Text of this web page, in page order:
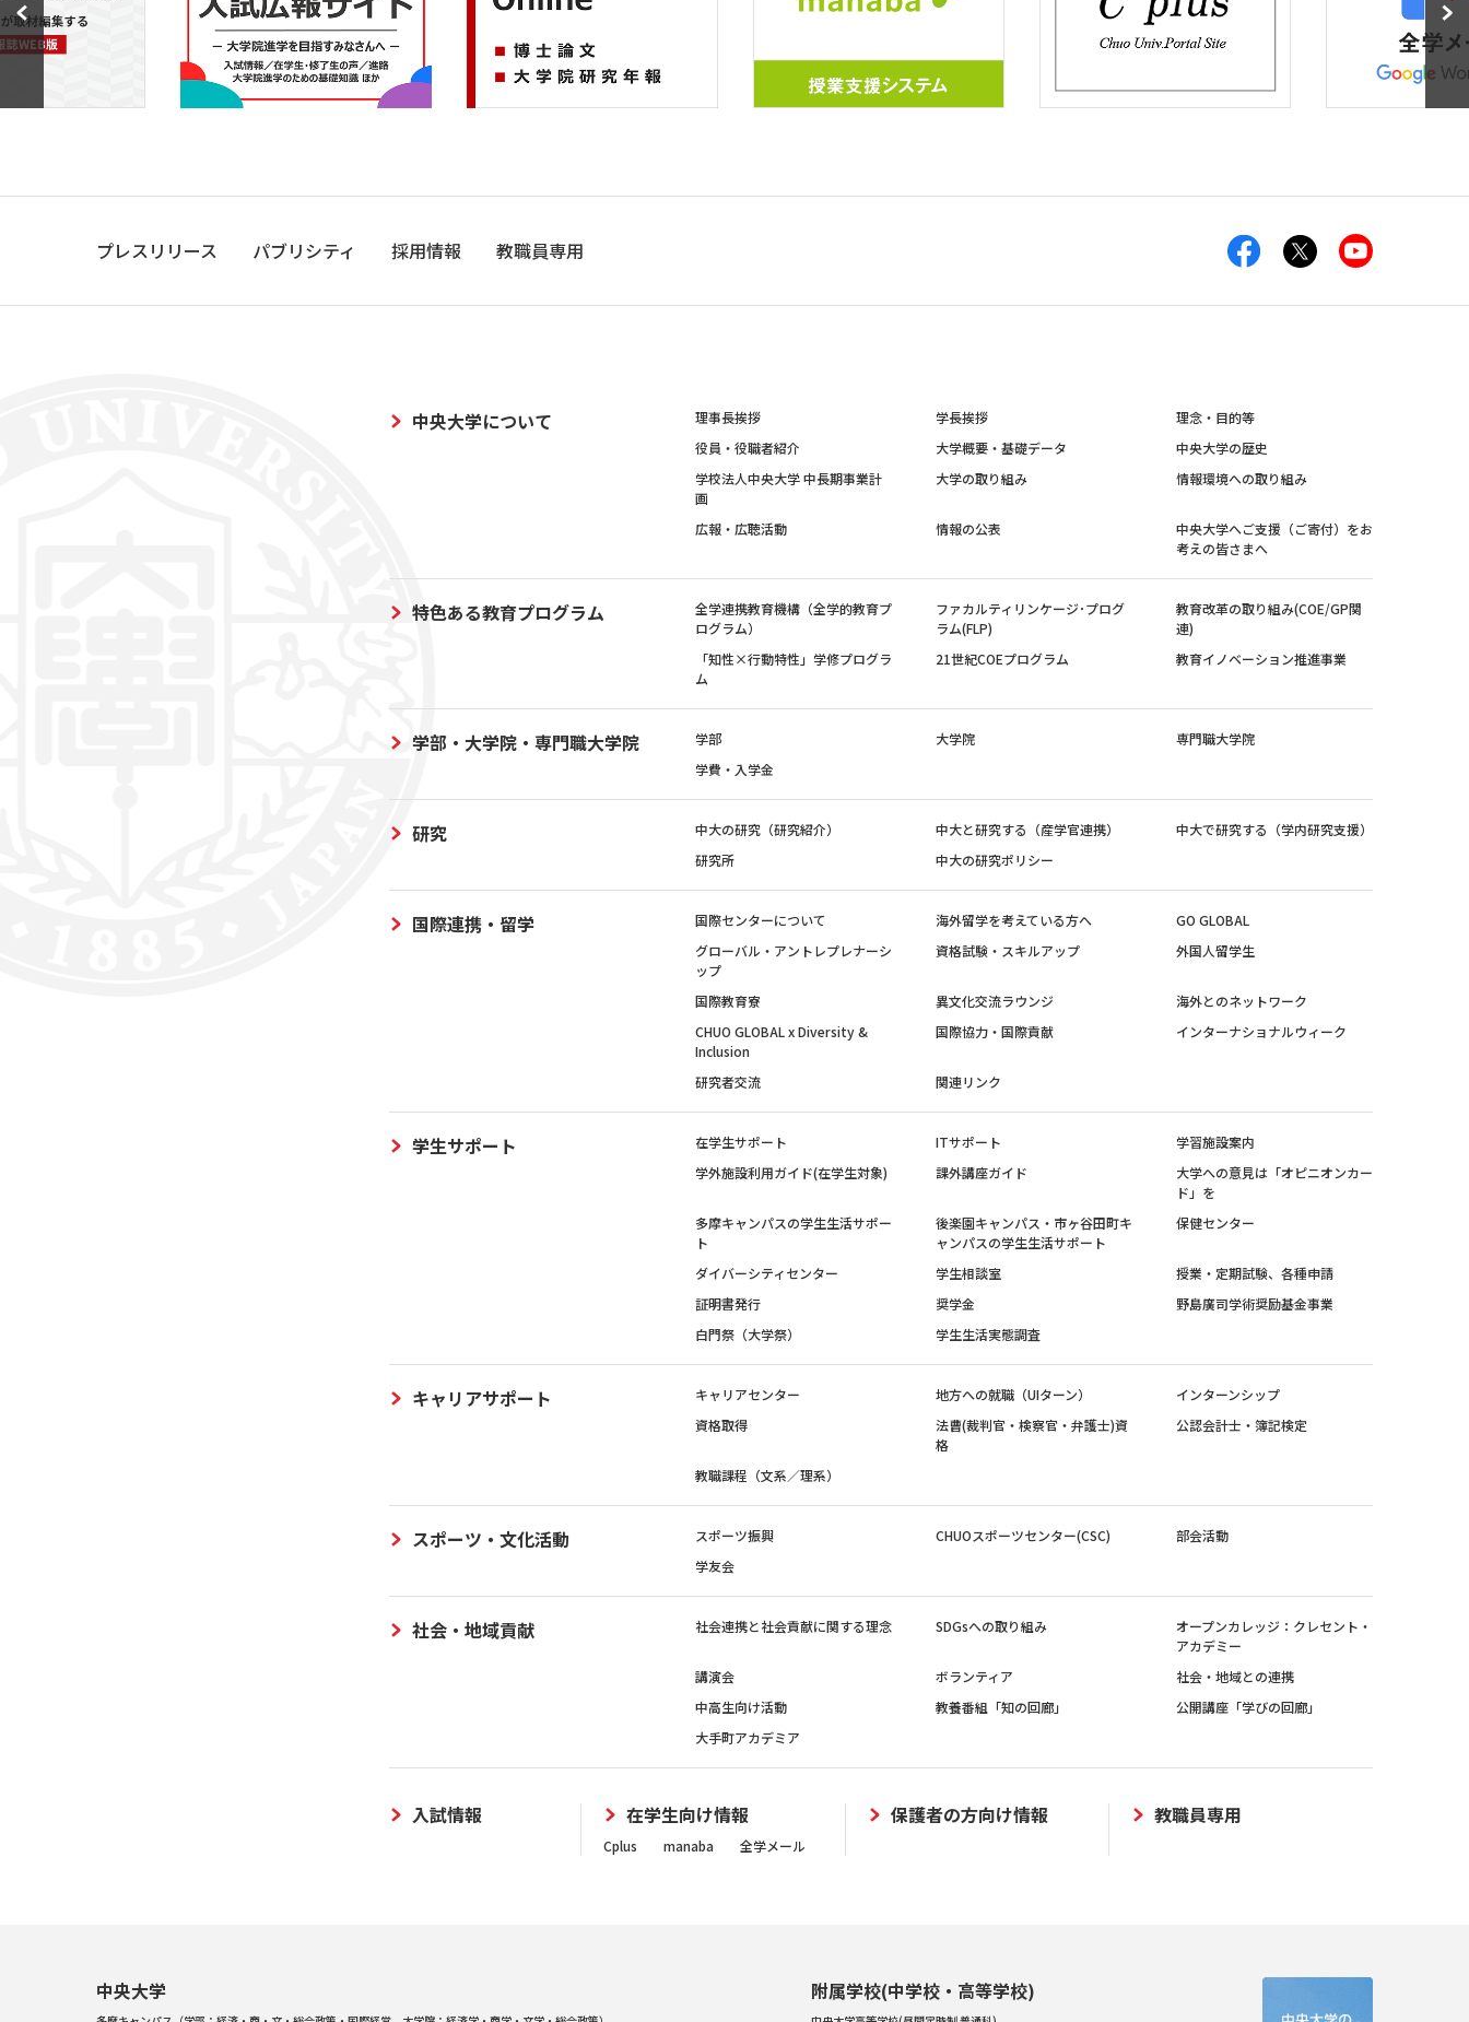
プレスリリース パブリシティ 採用情報 教職員専用
中央大学について 理事長挨拶 学長挨拶
理念・目的等
役員・役職者紹介
大学概要・基礎データ
中央大学の歴史
学校法人中央大学 中長期事業計
画
大学の取り組み 情報環境への取り組み
広報・広聴活動 情報の公表
中央大学へご支援（ご寄付）をお
考えの皆さまへ
特色ある教育プログラム
全学連携教育機構（全学的教育プ
ログラム）
ファカルティリンケージ･プログ
ラム(FLP)
教育改革の取り組み(COE/GP関
連)
「知性×行動特性」学修プログラ
ム
21世紀COEプログラム 教育イノベーション推進事業
学部・大学院・専門職大学院 学部 大学院
専門職大学院
学費・入学金
研究 中大の研究（研究紹介） 中大と研究する（産学官連携）
中大で研究する（学内研究支援）
研究所
中大の研究ポリシー
国際連携・留学 国際センターについて 海外留学を考えている方へ
GO GLOBAL
グローバル・アントレプレナーシ
ップ
資格試験・スキルアップ 外国人留学生
国際教育寮 異文化交流ラウンジ
海外とのネットワーク
CHUO GLOBAL x Diversity &
Inclusion
国際協力・国際貢献 インターナショナルウィーク
研究者交流 関連リンク
学生サポート 在学生サポート ITサポート
学習施設案内
学外施設利用ガイド(在学生対象)
課外講座ガイド
大学への意見は「オピニオンカー
ド」を
多摩キャンパスの学生生活サポー
ト
後楽園キャンパス・市ヶ谷田町キ
ャンパスの学生生活サポート
保健センター
ダイバーシティセンター 学生相談室
授業・定期試験、各種申請
証明書発行
奨学金
野島廣司学術奨励基金事業
白門祭（大学祭）
学生生活実態調査
キャリアサポート キャリアセンター 地方への就職（UIターン）
インターンシップ
資格取得
法曹(裁判官・検察官・弁護士)資
格
公認会計士・簿記検定
教職課程（文系／理系）
スポーツ・文化活動 スポーツ振興 CHUOスポーツセンター(CSC)
部会活動
学友会
社会・地域貢献 社会連携と社会貢献に関する理念 SDGsへの取り組み
オープンカレッジ：クレセント・
アカデミー
講演会
ボランティア
社会・地域との連携
中高生向け活動
教養番組「知の回廊」
公開講座「学びの回廊」
大手町アカデミア
入試情報 在学生向け情報
Cplus manaba 全学メール
保護者の方向け情報 教職員専用
中央大学 附属学校(中学校・高等学校)